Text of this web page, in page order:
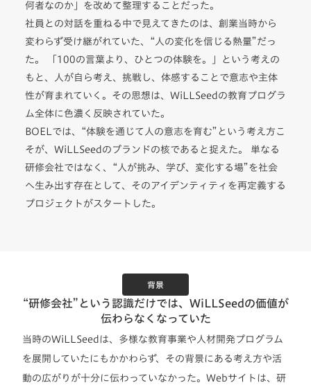
何者なのか」を改めて整理することだった。
社員との対話を重ねる中で見えてきたのは、創業当時から
変わらず受け継がれていた、“人の変化を信じる熱量”だっ
た。 「100の言葉より、ひとつの体験を。」という考えの
もと、人が自ら考え、挑戦し、体感することで意志や主体
性が育まれていく。その思想は、WiLLSeedの教育プログラ
ム全体に色濃く反映されていた。
BOELでは、“体験を通じて人の意志を育む”という考え方こ
そが、WiLLSeedのブランドの核であると捉えた。 単なる
研修会社ではなく、“人が挑み、学び、変化する場”を社会
へ生み出す存在として、そのアイデンティティを再定義する
プロジェクトがスタートした。
背景
“研修会社”という認識だけでは、WiLLSeedの価値が
伝わらなくなっていた
当時のWiLLSeedは、多様な教育事業や人材開発プログラム
を展開していたにもかかわらず、その背景にある考え方や活
動の広がりが十分に伝わっていなかった。Webサイトは、研